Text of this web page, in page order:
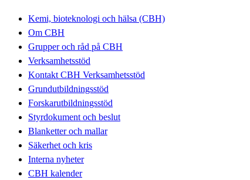
Kemi, bioteknologi och hälsa (CBH)
Om CBH
Grupper och råd på CBH
Verksamhetsstöd
Kontakt CBH Verksamhetsstöd
Grundutbildningsstöd
Forskarutbildningsstöd
Styrdokument och beslut
Blanketter och mallar
Säkerhet och kris
Interna nyheter
CBH kalender